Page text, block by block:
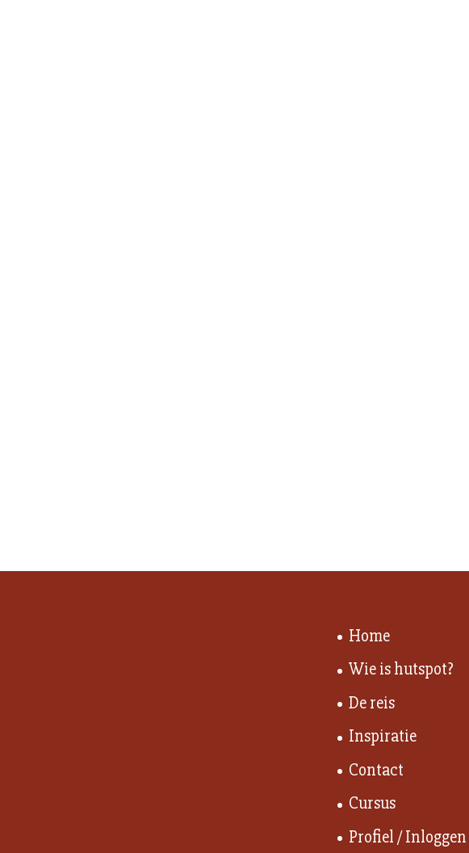
Home
Wie is hutspot?
De reis
Inspiratie
Contact
Cursus
Profiel / Inloggen